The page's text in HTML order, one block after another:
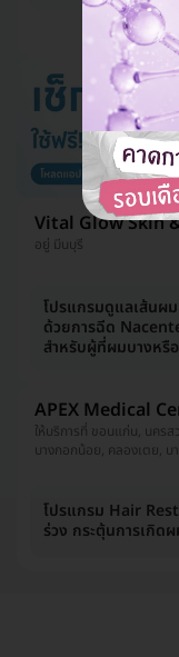
Vital Glow Skin
อยู่ มีนบุรี
โปรแกรมดูแลเส้นผ
ด้วยการฉีด
สำหรับผู้ที่ผมบางหรื
APEX Medical
ให้บริการที่ ขอนแก่น, นคร
บางกอกน้อย, คลองเตย, บ
อุดรธานี, บางคอแหลม, ห้ว
สมุทรปราการ, ประจวบคีรี
บางแค, เชียงใหม่, หลักสี่, ส
โปรแกรม Hair
ร่วง กระตุ้นการเกิด